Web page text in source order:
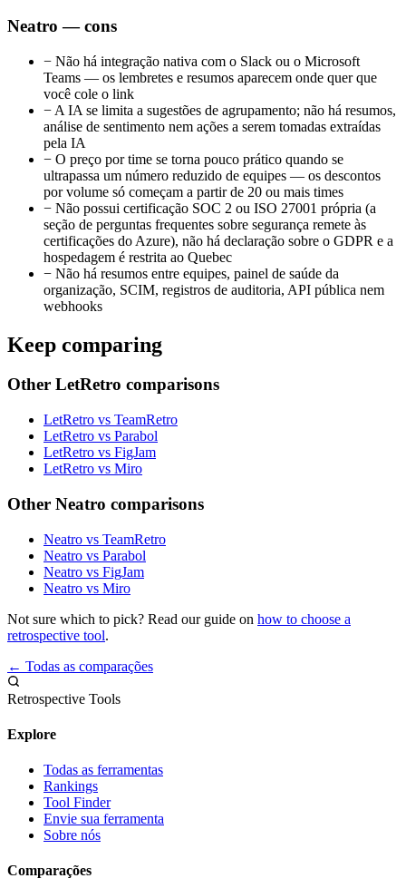
Neatro — cons
− Não há integração nativa com o Slack ou o Microsoft
Teams — os lembretes e resumos aparecem onde quer que
você cole o link
− A IA se limita a sugestões de agrupamento; não há resumos,
análise de sentimento nem ações a serem tomadas extraídas
pela IA
− O preço por time se torna pouco prático quando se
ultrapassa um número reduzido de equipes — os descontos
por volume só começam a partir de 20 ou mais times
− Não possui certificação SOC 2 ou ISO 27001 própria (a
seção de perguntas frequentes sobre segurança remete às
certificações do Azure), não há declaração sobre o GDPR e a
hospedagem é restrita ao Quebec
− Não há resumos entre equipes, painel de saúde da
organização, SCIM, registros de auditoria, API pública nem
webhooks
Keep comparing
Other LetRetro comparisons
LetRetro vs TeamRetro
LetRetro vs Parabol
LetRetro vs FigJam
LetRetro vs Miro
Other Neatro comparisons
Neatro vs TeamRetro
Neatro vs Parabol
Neatro vs FigJam
Neatro vs Miro
Not sure which to pick? Read our guide on how to choose a
retrospective tool.
← Todas as comparações
Retrospective Tools
Explore
Todas as ferramentas
Rankings
Tool Finder
Envie sua ferramenta
Sobre nós
Comparações